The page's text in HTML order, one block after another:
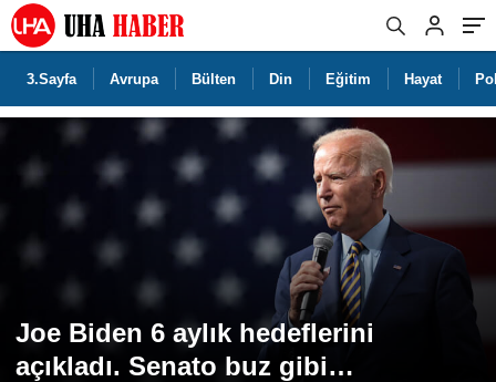
3.Sayfa Avrupa Bülten Din Eğitim Hayat
Joe Biden 6 aylık hedeflerini
açıkladı. Senato buz gibi…